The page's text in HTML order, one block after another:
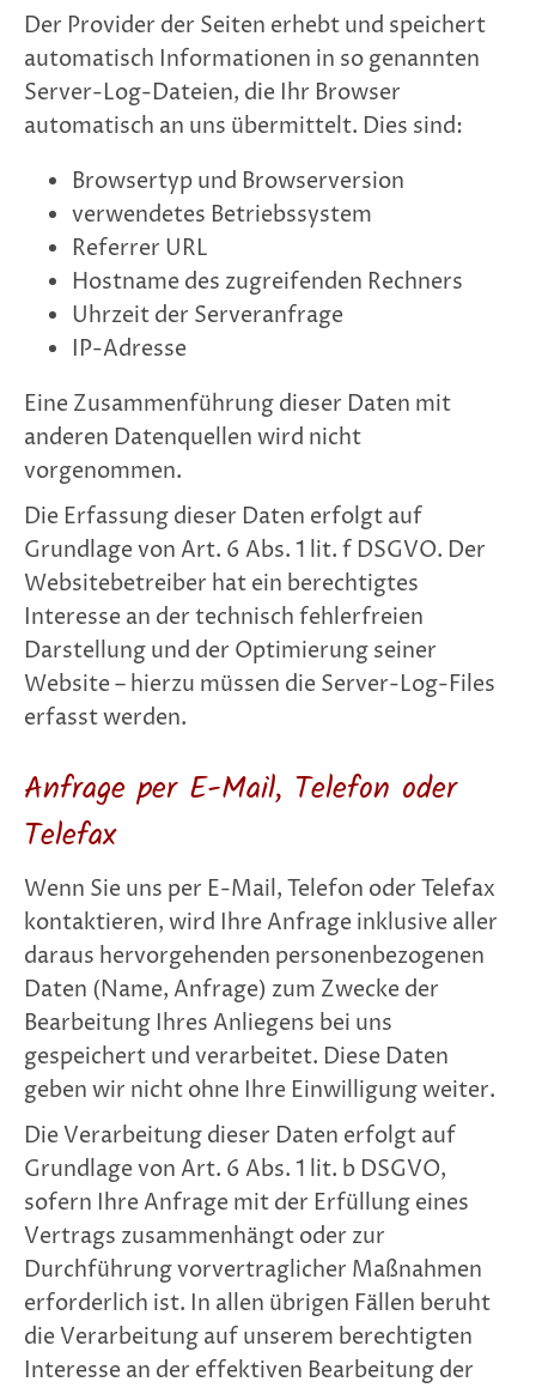
Der Provider der Seiten erhebt und speichert
automatisch Informationen in so genannten
Server-Log-Dateien, die Ihr Browser
automatisch an uns übermittelt. Dies sind:
Browsertyp und Browserversion
verwendetes Betriebssystem
Referrer URL
Hostname des zugreifenden Rechners
Uhrzeit der Serveranfrage
IP-Adresse
Eine Zusammenführung dieser Daten mit
anderen Datenquellen wird nicht
vorgenommen.
Die Erfassung dieser Daten erfolgt auf
Grundlage von Art. 6 Abs. 1 lit. f DSGVO. Der
Websitebetreiber hat ein berechtigtes
Interesse an der technisch fehlerfreien
Darstellung und der Optimierung seiner
Website – hierzu müssen die Server-Log-Files
erfasst werden.
Anfrage per E-Mail, Telefon oder
Telefax
Wenn Sie uns per E-Mail, Telefon oder Telefax
kontaktieren, wird Ihre Anfrage inklusive aller
daraus hervorgehenden personenbezogenen
Daten (Name, Anfrage) zum Zwecke der
Bearbeitung Ihres Anliegens bei uns
gespeichert und verarbeitet. Diese Daten
geben wir nicht ohne Ihre Einwilligung weiter.
Die Verarbeitung dieser Daten erfolgt auf
Grundlage von Art. 6 Abs. 1 lit. b DSGVO,
sofern Ihre Anfrage mit der Erfüllung eines
Vertrags zusammenhängt oder zur
Durchführung vorvertraglicher Maßnahmen
erforderlich ist. In allen übrigen Fällen beruht
die Verarbeitung auf unserem berechtigten
Interesse an der effektiven Bearbeitung der